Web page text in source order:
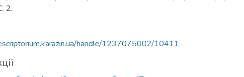
2.
handle/1237075002/10411